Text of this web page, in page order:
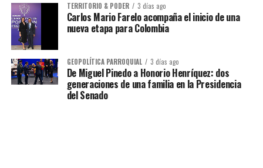
TERRITORIO & PODER 3 días ago
Carlos Mario Farelo acompaña el inicio de una
nueva etapa para Colombia
GEOPOLÍTICA PARROQUIAL 3 días ago
De Miguel Pinedo a Honorio Henríquez: dos
generaciones de una familia en la Presidencia
del Senado